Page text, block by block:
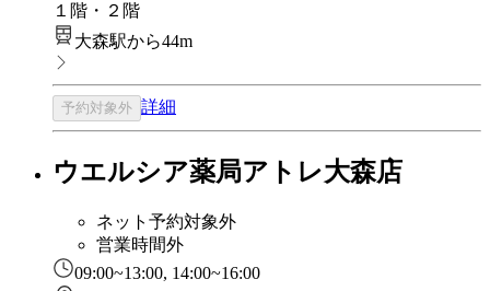
１階・２階
大森駅から44m
予約対象外 詳細
ウエルシア薬局アトレ大森店
ネット予約対象外
営業時間外
09:00~13:00, 14:00~16:00